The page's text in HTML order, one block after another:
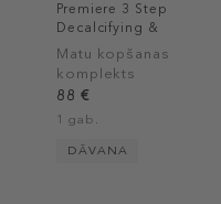
Premiere 3 Step
Decalcifying &
Repairing Routine For
Damaged Hair Gift Set
Matu kopšanas
komplekts
88 €
1 gab.
DĀVANA